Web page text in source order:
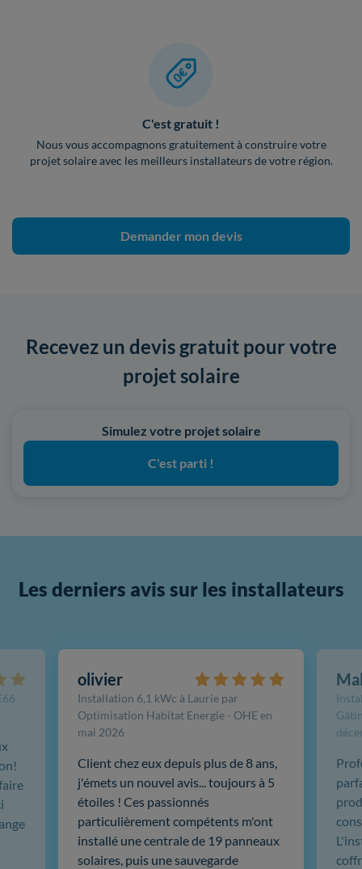
C'est gratuit !
Nous vous accompagnons gratuitement à construire votre
projet solaire avec les meilleurs installateurs de votre région.
Demander mon devis
Recevez un devis gratuit pour votre
projet solaire
Simulez votre projet solaire
C'est parti !
Les derniers avis sur les installateurs
olivier
Installation 6,1 kWc à Laurie par
Optimisation Habitat Energie - OHE en
mai 2026
Client chez eux depuis plus de 8 ans,
j'émets un nouvel avis... toujours à 5
étoiles ! Ces passionnés
particulièrement compétents m'ont
installé une centrale de 19 panneaux
solaires, puis une sauvegarde